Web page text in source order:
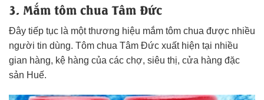
3. Mắm tôm chua Tâm Đức
Đây tiếp tục là một thương hiệu mắm tôm chua được nhiều
người tin dùng. Tôm chua Tâm Đức xuất hiện tại nhiều
gian hàng, kệ hàng của các chợ, siêu thị, cửa hàng đặc
sản Huế.